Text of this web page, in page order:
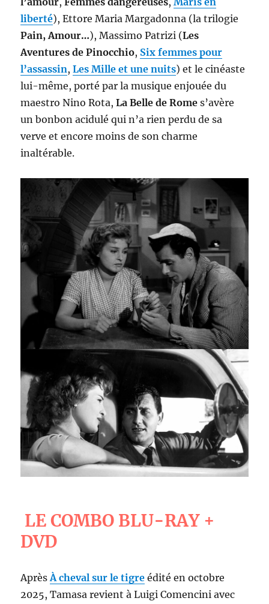
liberté), Ettore Maria Margadonna (la trilogie
Pain, Amour…), Massimo Patrizi (Les
Aventures de Pinocchio, Six femmes pour
l’assassin,Les Mille et une nuits) et le cinéaste
lui-même, porté par la musique enjouée du
maestro Nino Rota,La Belle de Rome s’avère
un bonbon acidulé qui n’a rien perdu de sa
verve et encore moins de son charme
inaltérable.
LE COMBO BLU-RAY +
DVD
AprèsÀ cheval sur le tigre édité en octobre
2025, Tamasa revient à Luigi Comencini avec